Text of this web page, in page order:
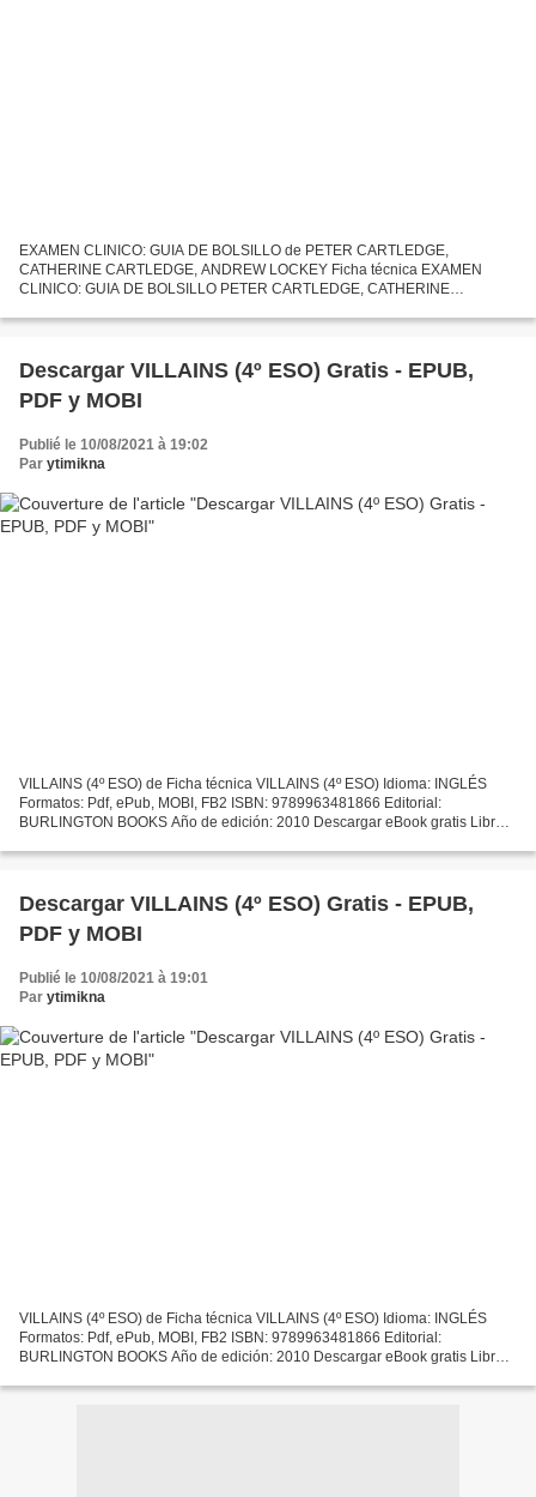
EXAMEN CLINICO: GUIA DE BOLSILLO de PETER CARTLEDGE,
CATHERINE CARTLEDGE, ANDREW LOCKEY Ficha técnica EXAMEN
CLINICO: GUIA DE BOLSILLO PETER CARTLEDGE, CATHERINE
CASTELLANO Formatos: Pdf, ePub, MOBI,...
Descargar VILLAINS (4º ESO) Gratis - EPUB,
PDF y MOBI
Publié le 10/08/2021 à 19:02
Par ytimikna
VILLAINS (4º ESO) de Ficha técnica VILLAINS (4º ESO) Idioma: INGLÉS
Formatos: Pdf, ePub, MOBI, FB2 ISBN: 9789963481866 Editorial:
BURLINGTON BOOKS Año de edición: 2010 Descargar eBook gratis Libros
Descargar VILLAINS (4º ESO) Gratis - EPUB,
PDF y MOBI
Publié le 10/08/2021 à 19:01
Par ytimikna
VILLAINS (4º ESO) de Ficha técnica VILLAINS (4º ESO) Idioma: INGLÉS
Formatos: Pdf, ePub, MOBI, FB2 ISBN: 9789963481866 Editorial:
BURLINGTON BOOKS Año de edición: 2010 Descargar eBook gratis Libros